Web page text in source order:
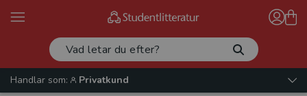
Handlar som:
Privatkund